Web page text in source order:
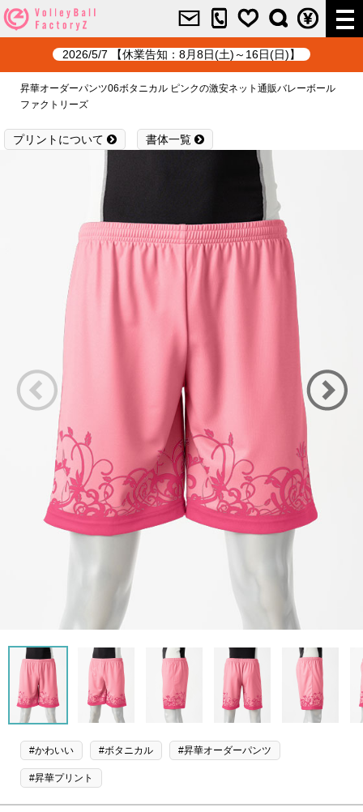
2026/5/7 【休業告知：8月8日(土)～16日(日)】
昇華オーダーパンツ06ボタニカル ピンクの激安ネット通販バレーボール
ファクトリーズ
プリントについて 書体一覧
#かわいい #ボタニカル #昇華オーダーパンツ
#昇華プリント